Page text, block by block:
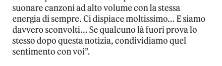
suonare canzoni ad alto volume con la stessa
energia di sempre. Ci dispiace moltissimo… E siamo
davvero sconvolti… Se qualcuno là fuori prova lo
stesso dopo questa notizia, condividiamo quel
sentimento con voi”.